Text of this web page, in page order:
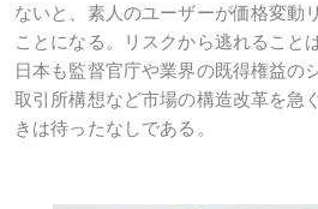
ないと、素人のユーザーが価格変動
ことになる。リスクから逃れること
日本も監督官庁や業界の既得権益の
取引所構想など市場の構造改革を急
きは待ったなしである。